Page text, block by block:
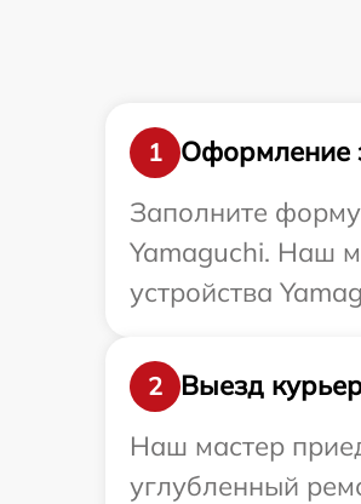
1
Оформление
Заполните
Yamaguchi. Наш
устройства
2
Выезд
Наш мастер
углубленный